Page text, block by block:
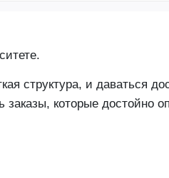
структура, и даваться
которые достойно